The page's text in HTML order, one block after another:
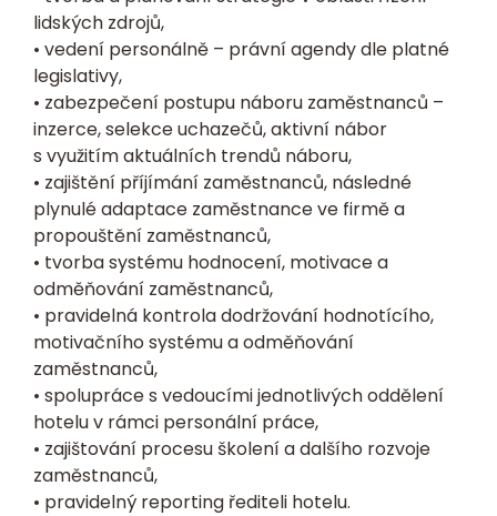
lidských zdrojů,
• vedení personálně – právní agendy dle platné
legislativy,
• zabezpečení postupu náboru zaměstnanců –
inzerce, selekce uchazečů, aktivní nábor
s využitím aktuálních trendů náboru,
• zajištění příjímání zaměstnanců, následné
plynulé adaptace zaměstnance ve firmě a
propouštění zaměstnanců,
• tvorba systému hodnocení, motivace a
odměňování zaměstnanců,
• pravidelná kontrola dodržování hodnotícího,
motivačního systému a odměňování
zaměstnanců,
• spolupráce s vedoucími jednotlivých oddělení
hotelu v rámci personální práce,
• zajištování procesu školení a dalšího rozvoje
zaměstnanců,
• pravidelný reporting řediteli hotelu.